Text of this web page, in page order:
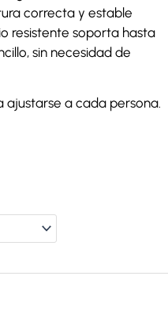
correcta y estable
resistente soporta hasta
sin necesidad de
ajustarse a cada persona.